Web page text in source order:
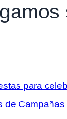
para
de